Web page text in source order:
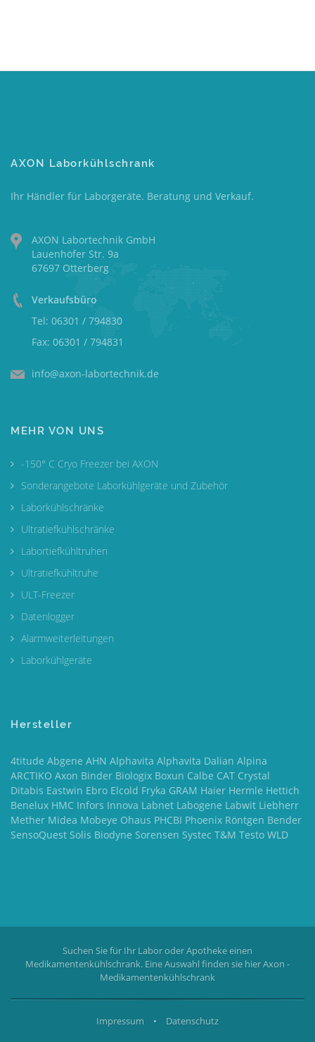
AXON Laborkühlschrank
Ihr Händler für Laborgeräte. Beratung und Verkauf.
AXON Labortechnik GmbH
Lauenhöfer Str. 9a
67697 Otterberg
Verkaufsbüro
Tel: 06301 / 794830
Fax: 06301 / 794831
info@axon-labortechnik.de
MEHR VON UNS
-150° C Cryo Freezer bei AXON
Sonderangebote Laborkühlgeräte und Zubehör
Laborkühlschränke
Ultratiefkühlschränke
Labortiefkühltruhen
Ultratiefkühltruhe
ULT-Freezer
Datenlogger
Alarmweiterleitungen
Laborkühlgeräte
Hersteller
4titude Abgene AHN Alphavita Alphavita Dalian Alpina
ARCTIKO Axon Binder Biologix Boxun Calbe CAT Crystal
Ditabis Eastwin Ebro Elcold Fryka GRAM Haier Hermle Hettich
Benelux HMC Infors Innova Labnet Labogene Labwit Liebherr
Mether Midea Mobeye Ohaus PHCBI Phoenix Röntgen Bender
SensoQuest Solis Biodyne Sorensen Systec T&M Testo WLD
Suchen Sie für Ihr Labor oder Apotheke einen
Medikamentenkühlschrank. Eine Auswahl finden sie hierAxon -
Medikamentenkühlschrank
Impressum • Datenschutz